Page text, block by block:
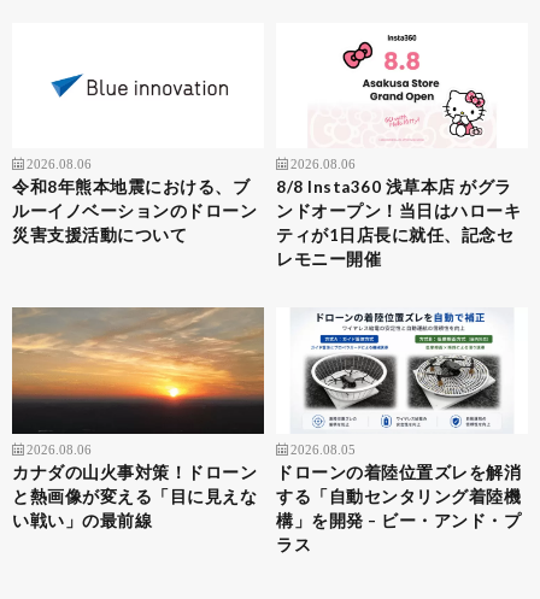
2026.08.06
令和8年熊本地震における、ブ
ルーイノベーションのドローン
災害支援活動について
2026.08.06
8/8 Insta360 浅草本店 がグラ
ンドオープン！当日はハローキ
ティが1日店長に就任、記念セ
レモニー開催
2026.08.06
カナダの山火事対策！ドローン
と熱画像が変える「目に見えな
い戦い」の最前線
2026.08.05
ドローンの着陸位置ズレを解消
する「自動センタリング着陸機
構」を開発 – ビー・アンド・プ
ラス